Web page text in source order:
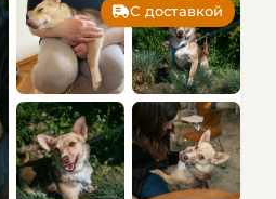
С доставкой